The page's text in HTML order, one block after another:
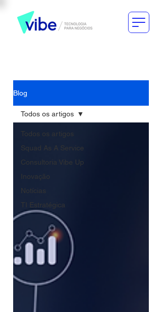
Blog
Todos os artigos
Squad As A Service
Consultoria Vibe Up
Inovação
Notícias
TI Estratégica
Todos os artigos